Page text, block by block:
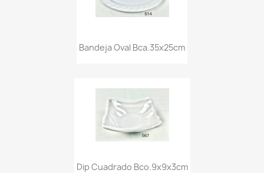
Bandeja Oval Bca.35x25cm
Dip Cuadrado Bco.9x9x3cm